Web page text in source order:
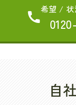
希望 / 状
自